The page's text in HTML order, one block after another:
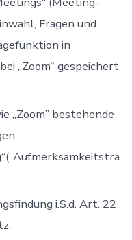
Fragen und
in
„Zoom“ gespeichert
„Zoom” bestehende
i.S.d. Art. 22